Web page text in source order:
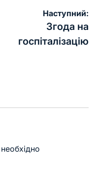
Наступний:
Згода на
госпіталізацію